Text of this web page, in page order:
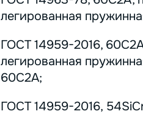
легированная
ГОСТ 14959-2016,
легированная
60С2А;
ГОСТ 14959-2016,